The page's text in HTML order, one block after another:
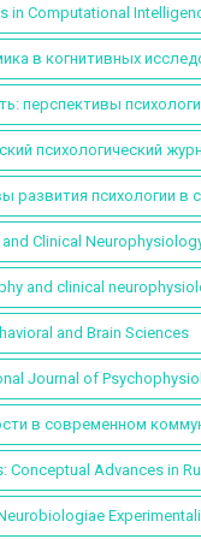
in Computational
в когнитивных
перспективы
психологический
развития психологии в
Clinical
and clinical
and Brain Sciences
Journal of
в современном
Conceptual Advances in